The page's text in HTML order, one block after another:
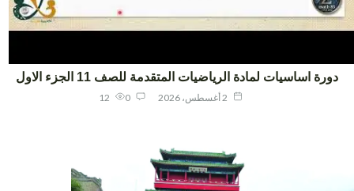
اساسيات لمادة الرياضيات المتقدمة للصف 11 الجزء الاول
12